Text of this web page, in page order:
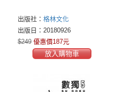
出版社： 格林文化
出版日：20180926
$249 優惠價187元
放入購物車